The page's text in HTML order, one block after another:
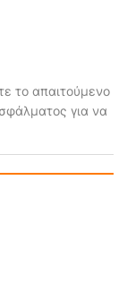
το απαιτούμενο
σφάλματος για να